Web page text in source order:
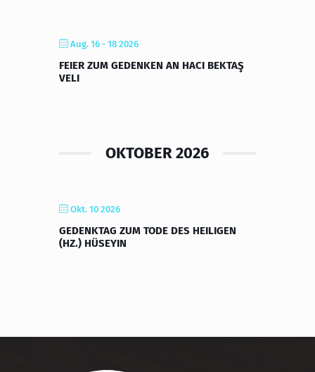
Aug. 16 - 18 2026
FEIER ZUM GEDENKEN AN HACI BEKTAŞ
VELI
OKTOBER 2026
Okt. 10 2026
GEDENKTAG ZUM TODE DES HEILIGEN
(HZ.) HÜSEYIN